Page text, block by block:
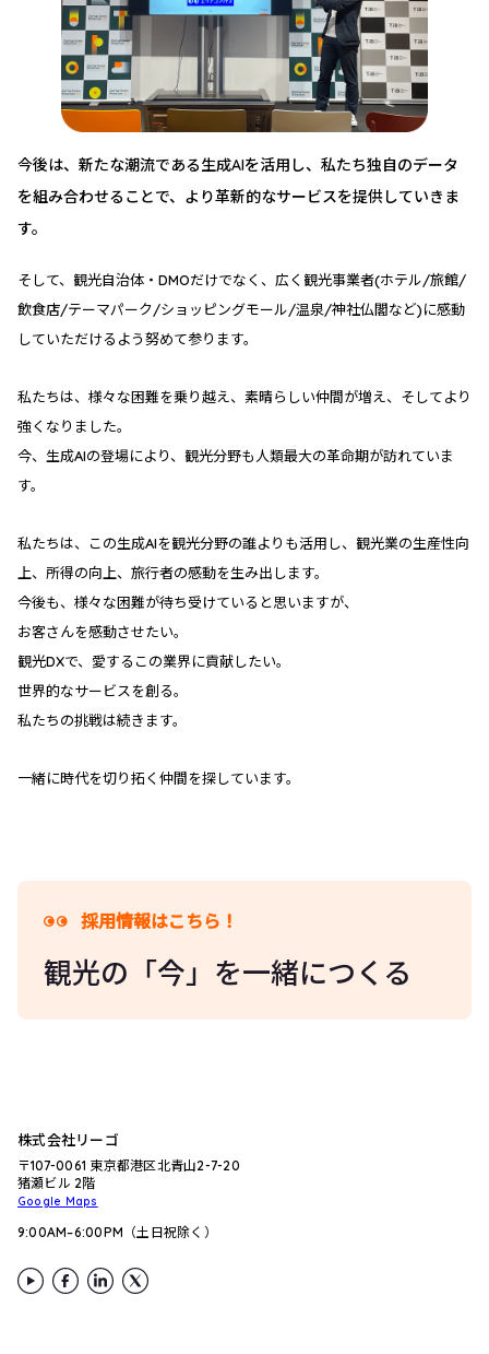
今後は、新たな潮流である生成AIを活用し、私たち独自のデータ
を組み合わせることで、より革新的なサービスを提供していきま
す。
そして、観光自治体・DMOだけでなく、広く観光事業者(ホテル/旅館/
飲食店/テーマパーク/ショッピングモール/温泉/神社仏閣など)に感動
していただけるよう努めて参ります。
私たちは、様々な困難を乗り越え、素晴らしい仲間が増え、そしてより
強くなりました。
今、生成AIの登場により、観光分野も人類最大の革命期が訪れていま
す。
私たちは、この生成AIを観光分野の誰よりも活用し、観光業の生産性向
上、所得の向上、旅行者の感動を生み出します。
今後も、様々な困難が待ち受けていると思いますが、
お客さんを感動させたい。
観光DXで、愛するこの業界に貢献したい。
世界的なサービスを創る。
私たちの挑戦は続きます。
一緒に時代を切り拓く仲間を探しています。
採用情報はこちら！
観光の「今」を一緒につくる
株式会社リーゴ
〒107-0061 東京都港区北青山2-7-20
猪瀬ビル 2階
Google Maps
9:00AM–6:00PM（土日祝除く）